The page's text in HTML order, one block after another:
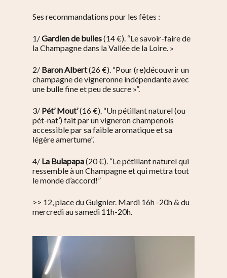
Ses recommandations pour les fêtes :
1/Gardien de bulles(14 €). “Le savoir-faire de
la Champagne dans la Vallée de la Loire. »
2/ Baron Albert(26 €). “Pour (re)découvrir un
champagne de vigneronne indépendante avec
une bulle fine et peu de sucre »”.
3/ Pét’ Mout’(16 €). “Un pétillant naturel (ou
pét-nat’) fait par un vigneron champenois
accessible par sa faible aromatique et sa
légère amertume”.
4/ La Bulapapa(20 €). “Le pétillant naturel qui
ressemble à un Champagne et qui mettra tout
le monde d’accord!”
>> 12, place du Guignier. Mardi 16h -20h & du
mercredi au samedi 11h-20h.